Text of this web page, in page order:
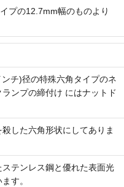
プの12.7mm幅のものより
チ)径の特殊六角タイプのネ
ンプの締付け にはナットド
した六角形状にしてありま
テンレス鋼と優れた表面光
す。